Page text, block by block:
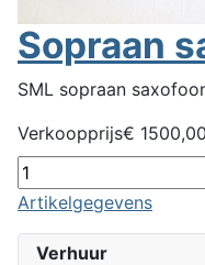
Verhuur
Sopraan
SML sopraan
Verkoopprijs€ 1500,00
Artikelgegevens